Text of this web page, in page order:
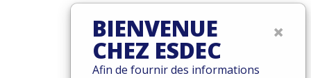
Privacy policy
×
BIENVENUE
CHEZ ESDEC
Afin de fournir des informations